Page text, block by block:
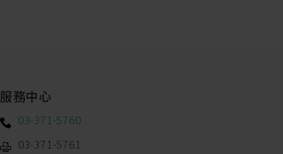
服務中心
03-371-5760
03-371-5761